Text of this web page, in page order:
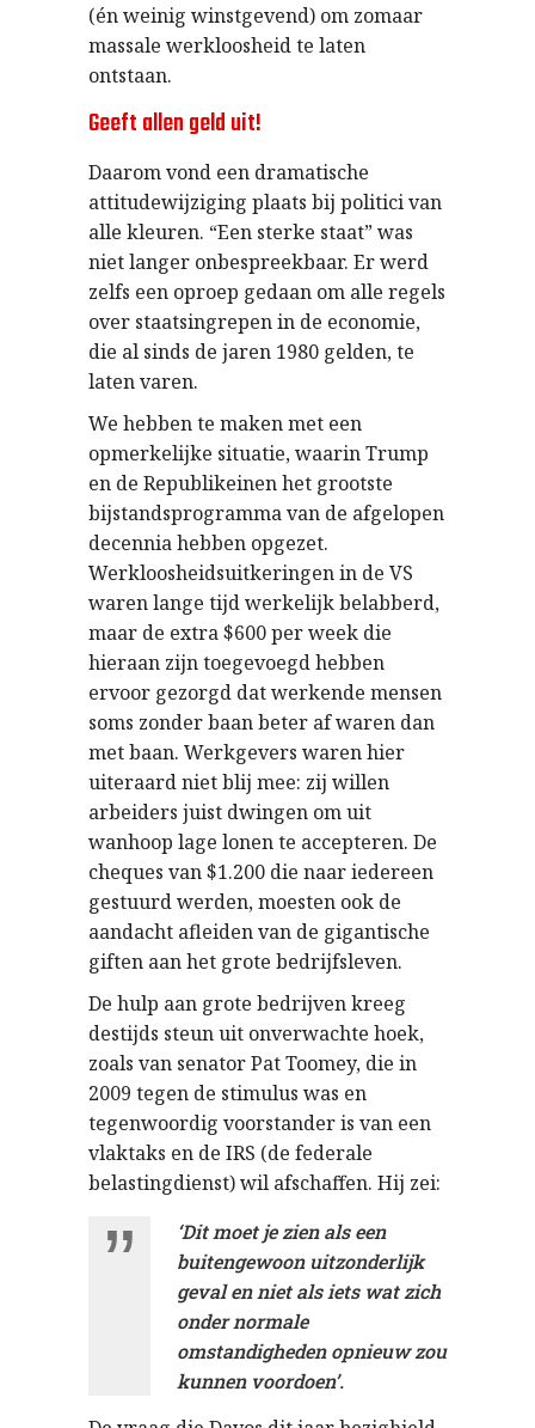
(én weinig winstgevend) om zomaar
massale werkloosheid te laten
ontstaan.
Geeft allen geld uit!
Daarom vond een dramatische
attitudewijziging plaats bij politici van
alle kleuren. “Een sterke staat” was
niet langer onbespreekbaar. Er werd
zelfs een oproep gedaan om alle regels
over staatsingrepen in de economie,
die al sinds de jaren 1980 gelden, te
laten varen.
We hebben te maken met een
opmerkelijke situatie, waarin Trump
en de Republikeinen het grootste
bijstandsprogramma van de afgelopen
decennia hebben opgezet.
Werkloosheidsuitkeringen in de VS
waren lange tijd werkelijk belabberd,
maar de extra $600 per week die
hieraan zijn toegevoegd hebben
ervoor gezorgd dat werkende mensen
soms zonder baan beter af waren dan
met baan. Werkgevers waren hier
uiteraard niet blij mee: zij willen
arbeiders juist dwingen om uit
wanhoop lage lonen te accepteren. De
cheques van $1.200 die naar iedereen
gestuurd werden, moesten ook de
aandacht afleiden van de gigantische
giften aan het grote bedrijfsleven.
De hulp aan grote bedrijven kreeg
destijds steun uit onverwachte hoek,
zoals van senator Pat Toomey, die in
2009 tegen de stimulus was en
tegenwoordig voorstander is van een
vlaktaks en de IRS (de federale
belastingdienst) wil afschaffen. Hij zei:
‘Dit moet je zien als een
buitengewoon uitzonderlijk
geval en niet als iets wat zich
onder normale
omstandigheden opnieuw zou
kunnen voordoen’.